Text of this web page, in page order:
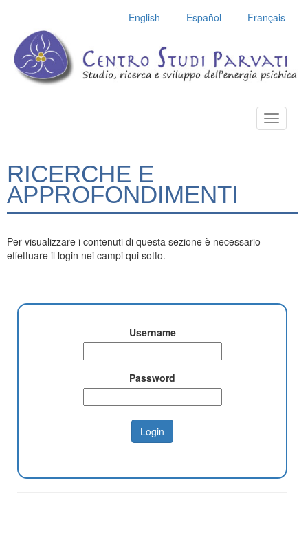
English Español Français
Toggle
RICERCHE E
APPROFONDIMENTI
Per visualizzare i contenuti di questa sezione è necessario
effettuare il login nei campi qui sotto.
Username
Password